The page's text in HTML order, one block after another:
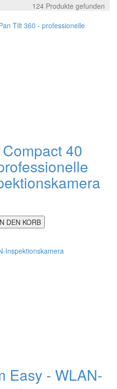
124 Produkte gefunden
40
Easy - WLAN-